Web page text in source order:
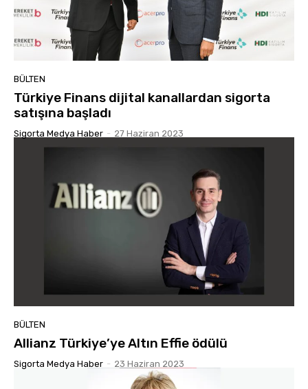
BÜLTEN
Türkiye Finans dijital kanallardan sigorta
satışına başladı
Sigorta Medya Haber - 27 Haziran 2023
BÜLTEN
Allianz Türkiye’ye Altın Effie ödülü
Sigorta Medya Haber - 23 Haziran 2023